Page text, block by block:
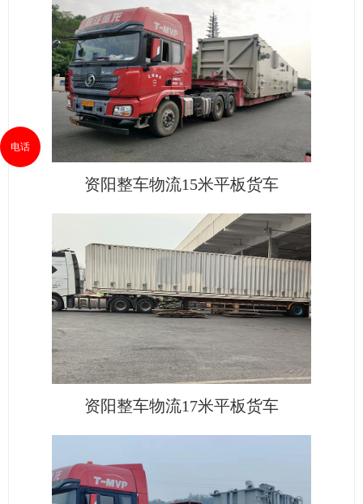
资阳整车物流15米平板货车
资阳整车物流17米平板货车
电话